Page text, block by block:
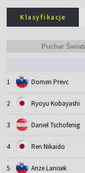
Klasyfikacje
1 Domen Prevc
2 Ryoyu Kobayashi
3 Daniel Tschofenig
4 Ren Nikaido
5 Anze Lanisek